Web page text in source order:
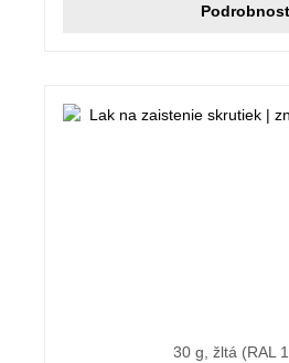
30 g, žltá (RAL